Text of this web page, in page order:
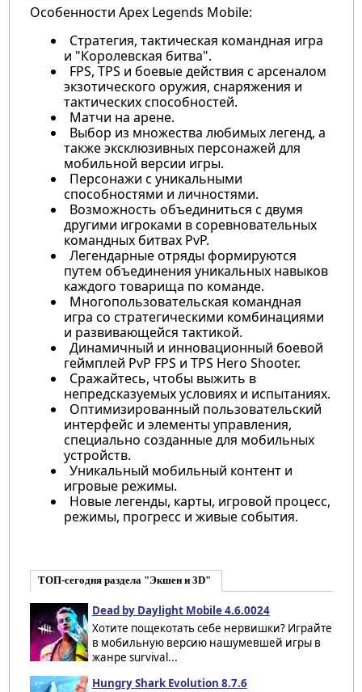
Особенности Apex Legends Mobile:
Стратегия, тактическая командная игра
и "Королевская битва".
FPS, TPS и боевые действия с арсеналом
экзотического оружия, снаряжения и
тактических способностей.
Матчи на арене.
Выбор из множества любимых легенд, а
также эксклюзивных персонажей для
мобильной версии игры.
Персонажи с уникальными
способностями и личностями.
Возможность объединиться с двумя
другими игроками в соревновательных
командных битвах PvP.
Легендарные отряды формируются
путем объединения уникальных навыков
каждого товарища по команде.
Многопользовательская командная
игра со стратегическими комбинациями
и развивающейся тактикой.
Динамичный и инновационный боевой
геймплей PvP FPS и TPS Hero Shooter.
Сражайтесь, чтобы выжить в
непредсказуемых условиях и испытаниях.
Оптимизированный пользовательский
интерфейс и элементы управления,
специально созданные для мобильных
устройств.
Уникальный мобильный контент и
игровые режимы.
Новые легенды, карты, игровой процесс,
режимы, прогресс и живые события.
ТОП-сегодня раздела "Экшен и 3D"
Dead by Daylight Mobile 4.6.0024
Хотите пощекотать себе нервишки? Играйте
в мобильную версию нашумевшей игры в
жанре survival...
Hungry Shark Evolution 8.7.6